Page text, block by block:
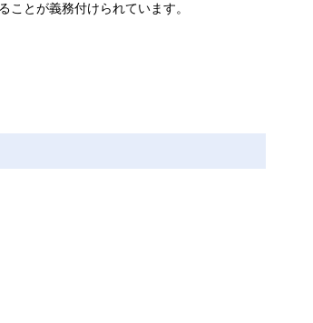
とが義務付けられています。